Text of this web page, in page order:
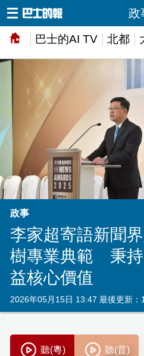
巴士的AI TV 北都
政
政事
李家超寄語新聞
樹專業典範 秉持
益核心價值
2026年05月15日 13:47 最後更新：